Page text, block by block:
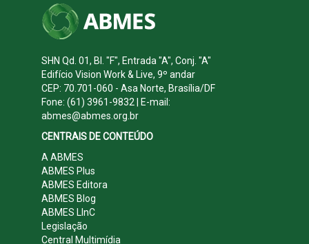
SHN Qd. 01, Bl. "F", Entrada "A", Conj. "A"
Edifício Vision Work & Live, 9º andar
CEP: 70.701-060 - Asa Norte, Brasília/DF
Fone: (61) 3961-9832 | E-mail:
abmes@abmes.org.br
CENTRAIS DE CONTEÚDO
A ABMES
ABMES Plus
ABMES Editora
ABMES Blog
ABMES LInC
Legislação
Central Multimídia